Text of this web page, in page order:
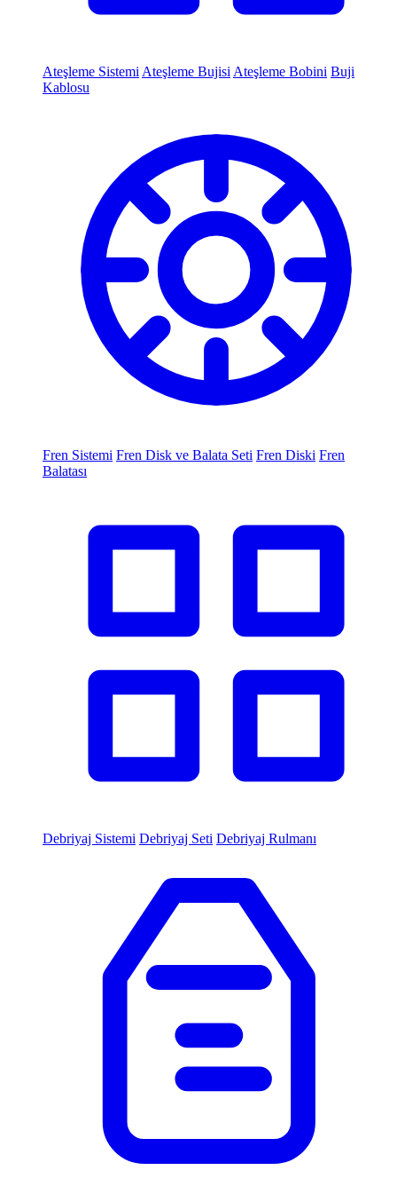
Ateşleme Sistemi Ateşleme Bujisi Ateşleme Bobini Buji
Kablosu
Fren Sistemi Fren Disk ve Balata Seti Fren Diski Fren
Balatası
Debriyaj Sistemi Debriyaj Seti Debriyaj Rulmanı